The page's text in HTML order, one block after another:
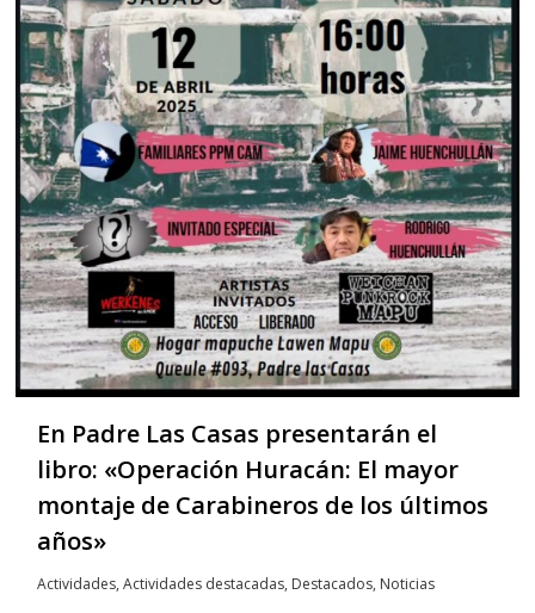
En Padre Las Casas presentarán el
libro: «Operación Huracán: El mayor
montaje de Carabineros de los últimos
años»
Actividades,Actividades destacadas, Destacados, Noticias